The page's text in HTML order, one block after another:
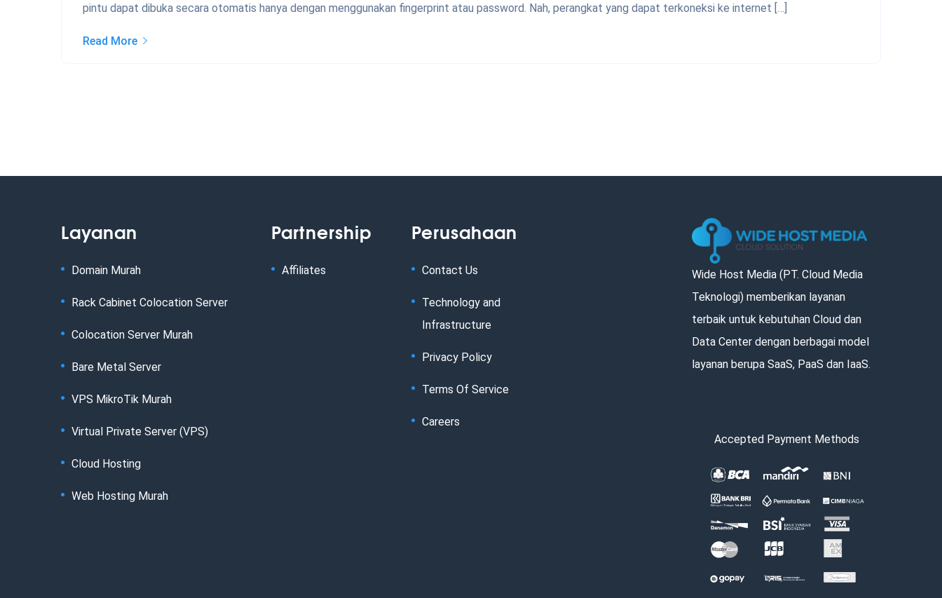
pintu dapat dibuka secara otomatis hanya dengan menggunakan fingerprint atau password. Nah, perangkat yang dapat terkoneksi ke internet […]
Read More
Layanan
Domain Murah
Rack Cabinet Colocation Server
Colocation Server Murah
Bare Metal Server
VPS MikroTik Murah
Virtual Private Server (VPS)
Cloud Hosting
Web Hosting Murah
Partnership
Affiliates
Perusahaan
Contact Us
Technology and
Infrastructure
Privacy Policy
Terms Of Service
Careers
Wide Host Media (PT. Cloud Media
Teknologi) memberikan layanan
terbaik untuk kebutuhan Cloud dan
Data Center dengan berbagai model
layanan berupa SaaS, PaaS dan IaaS.
Accepted Payment Methods